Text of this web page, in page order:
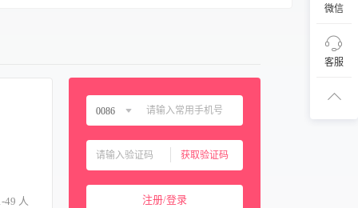
微信
客服
49 人
0086
获取验证码
注册/登录
中国大陆
0086
中国澳门
00853